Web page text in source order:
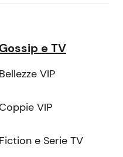
Gossip e TV
Bellezze VIP
VIP
Fiction e Serie TV